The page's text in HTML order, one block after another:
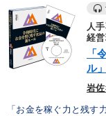
人
経
「
ル
岩
「お金を稼ぐ力と残す